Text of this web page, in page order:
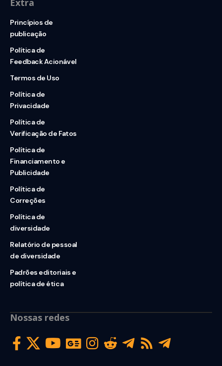
Extra
Princípios de
publicação
Política de
Feedback Acionável
Termos de Uso
Política de
Privacidade
Política de
Verificação de Fatos
Política de
Financiamento e
Publicidade
Política de
Correções
Política de
diversidade
Relatório de pessoal
de diversidade
Padrões editoriais e
política de ética
Nossas redes